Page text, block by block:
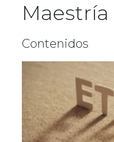
Maestría
Contenidos